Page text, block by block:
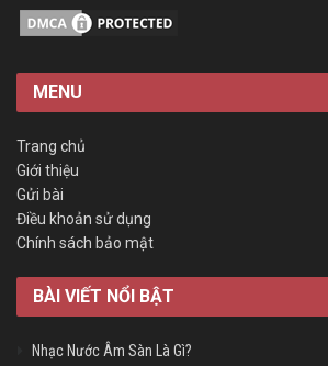
MENU
Trang chủ
Giới thiệu
Gửi bài
Điều khoản sử dụng
Chính sách bảo mật
BÀI VIẾT NỔI BẬT
Nhạc Nước Âm Sàn Là Gì?